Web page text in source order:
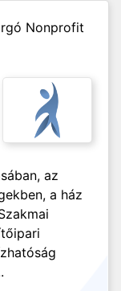
Nonprofit
az
a ház